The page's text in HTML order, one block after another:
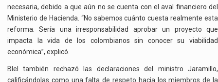
necesaria, debido a que aún no se cuenta con el aval financiero del
Ministerio de Hacienda. “No sabemos cuánto cuesta realmente esta
reforma. Sería una irresponsabilidad aprobar un proyecto que
impacta la vida de los colombianos sin conocer su viabilidad
económica”, explicó.
Blel también rechazó las declaraciones del ministro Jaramillo,
calificándolas como una falta de respeto hacia los miembros de la